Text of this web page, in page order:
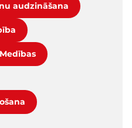
audzināšana
Medības